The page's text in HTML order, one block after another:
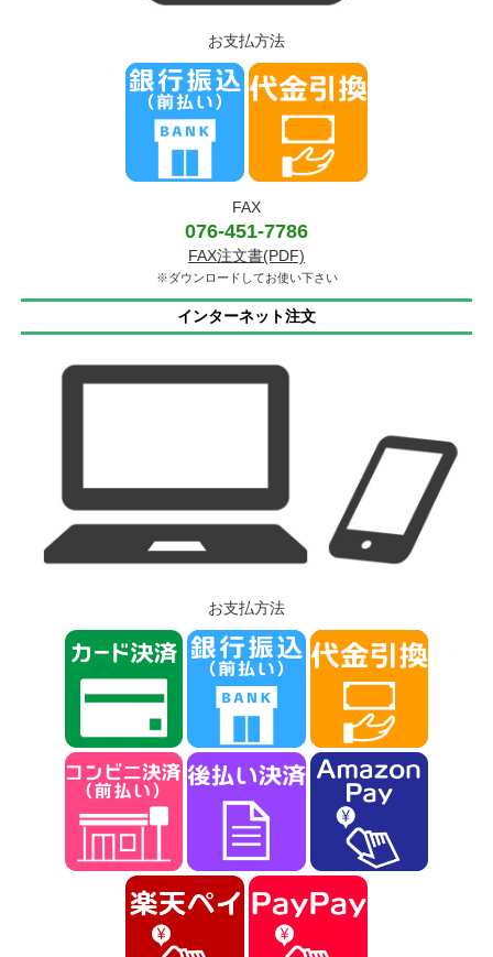
お支払方法
FAX
076-451-7786
FAX注文書(PDF)
※ダウンロードしてお使い下さい
インターネット注文
お支払方法